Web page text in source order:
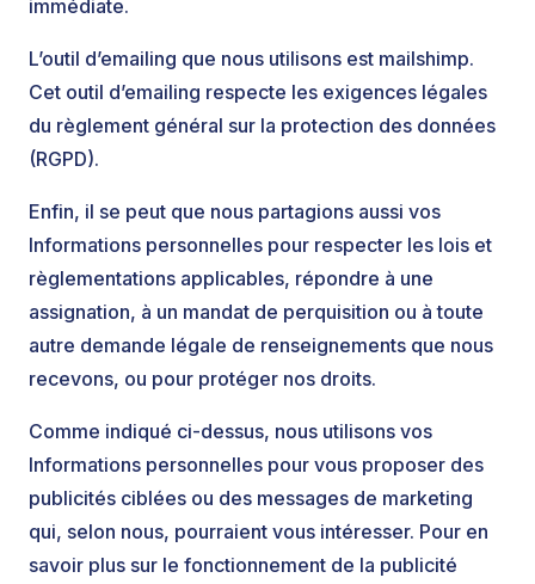
immédiate.
L’outil d’emailing que nous utilisons est mailshimp.
Cet outil d’emailing respecte les exigences légales
du règlement général sur la protection des données
(RGPD).
Enfin, il se peut que nous partagions aussi vos
Informations personnelles pour respecter les lois et
règlementations applicables, répondre à une
assignation, à un mandat de perquisition ou à toute
autre demande légale de renseignements que nous
recevons, ou pour protéger nos droits.
Comme indiqué ci-dessus, nous utilisons vos
Informations personnelles pour vous proposer des
publicités ciblées ou des messages de marketing
qui, selon nous, pourraient vous intéresser. Pour en
savoir plus sur le fonctionnement de la publicité